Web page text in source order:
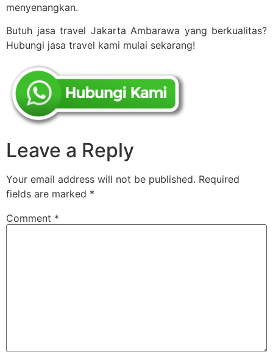
menyenangkan.
Butuh jasa travel Jakarta Ambarawa yang berkualitas?
Hubungi jasa travel kami mulai sekarang!
Leave a Reply
Your email address will not be published. Required
fields are marked *
Comment *